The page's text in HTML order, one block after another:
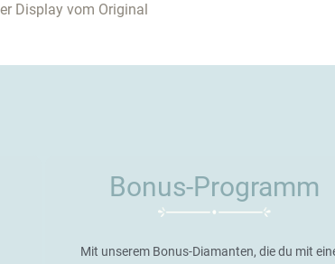
Display vom Original
Bonus-Programm
Mit unserem Bonus-Diamanten, die du mit